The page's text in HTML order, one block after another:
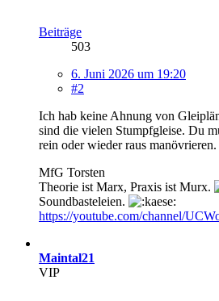
Beiträge
503
6. Juni 2026 um 19:20
#2
Ich hab keine Ahnung von
sind die vielen Stumpfgleise. Du
rein oder wieder raus manövrieren.
MfG Torsten
Theorie ist Marx, Praxis ist Murx.
Soundbasteleien.
https://youtube.com/channel/
Maintal21
VIP